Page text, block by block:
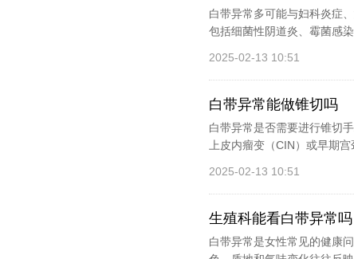
白带异常多可能与妇科炎症
包括细菌性阴道炎、霉菌感
2025-02-13 10:51
白带异常能做锥切吗
白带异常是否需要进行锥切
上皮内瘤变（CIN）或早期
2025-02-13 10:51
生殖科能看白带异常吗
白带异常是女性常见的健康